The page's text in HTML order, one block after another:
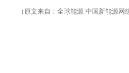
（原文来自：全球能源 中国新能源网